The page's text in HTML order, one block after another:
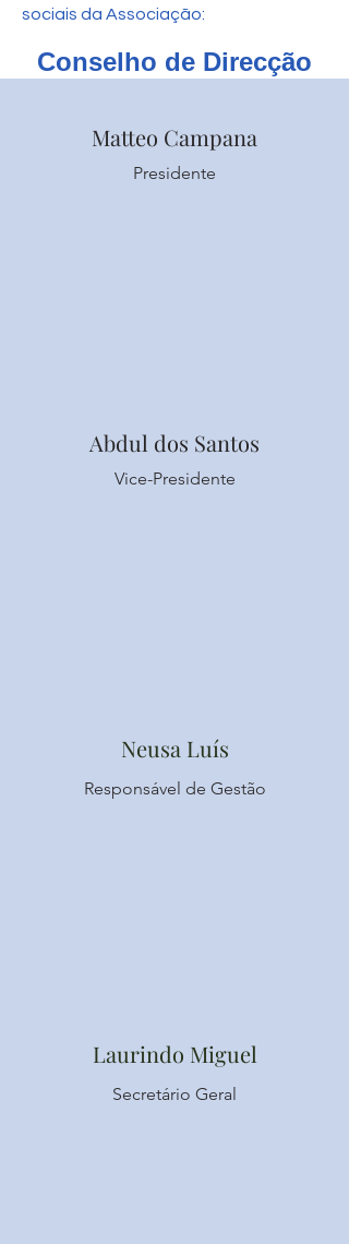
sociais da Associação:
Conselho de Direcção
Matteo Campana
Presidente
Abdul dos Santos
Vice-Presidente
Neusa Luís
Responsável de Gestão
Laurindo Miguel
Secretário Geral